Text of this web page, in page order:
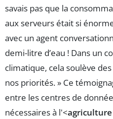
savais pas que la
aux serveurs était si
avec un agent
demi-litre d’eau ! Dans un
climatique, cela soulève
nos priorités. » Ce
entre les centres de
nécessaires à l'<agriculture